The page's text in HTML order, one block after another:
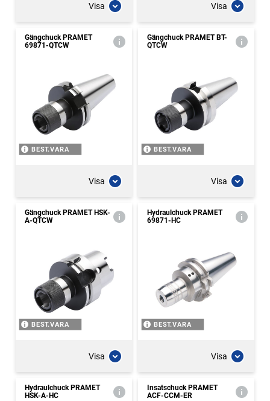
Visa Visa
Gängchuck PRAMET
69871-QTCW
BEST.VARA
Visa
Gängchuck PRAMET BT-
QTCW
BEST.VARA
Visa
Gängchuck PRAMET HSK-
A-QTCW
BEST.VARA
Visa
Hydraulchuck PRAMET
69871-HC
BEST.VARA
Visa
Hydraulchuck PRAMET
HSK-A-HC
Insatschuck PRAMET
ACF-CCM-ER